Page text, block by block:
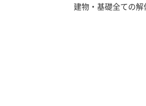
建物・基礎全ての解